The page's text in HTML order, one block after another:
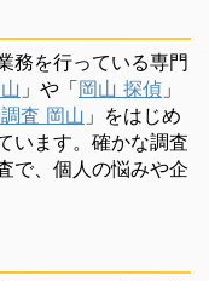
務を行っている専門
」や「岡山 探偵 」
査 岡山 」をはじめ
います。確かな調査
で、個人の悩みや企